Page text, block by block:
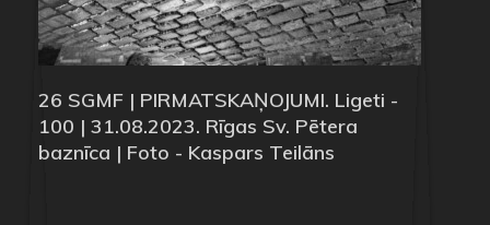
26 SGMF | PIRMATSKAŅOJUMI. Ligeti -
100 | 31.08.2023. Rīgas Sv. Pētera
baznīca | Foto - Kaspars Teilāns